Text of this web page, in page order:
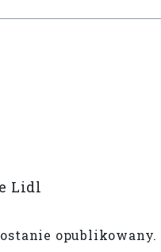
Lidl
opublikowany.